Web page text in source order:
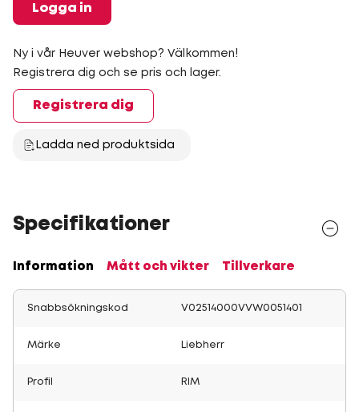
Logga in
Ny i vår Heuver webshop? Välkommen!
Registrera dig och se pris och lager.
Registrera dig
Ladda ned produktsida
Specifikationer
Information Mått och vikter Tillverkare
Snabbsökningskod V02514000VVW0051401
Märke Liebherr
Profil RIM